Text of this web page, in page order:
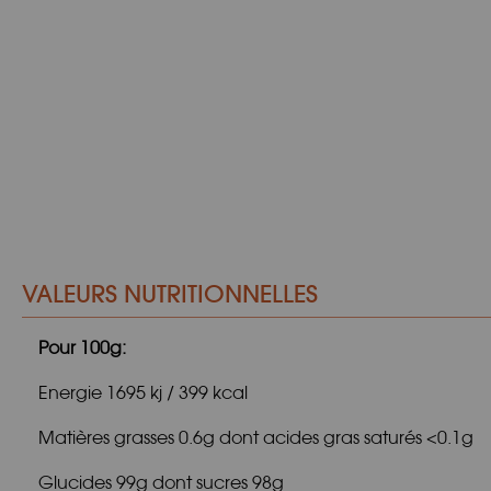
VALEURS NUTRITIONNELLES
Pour 100g:
Energie 1695 kj / 399 kcal
Matières grasses 0.6g dont acides gras saturés <0.1g
Glucides 99g dont sucres 98g